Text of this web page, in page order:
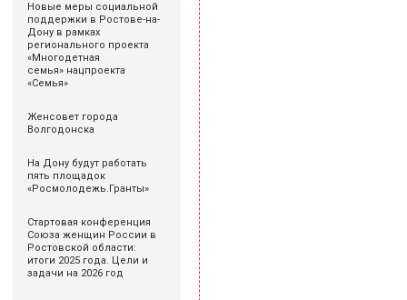
Новые меры социальной
поддержки в Ростове-на-
Дону в рамках
регионального проекта
«Многодетная
семья» нацпроекта
«Семья»
Женсовет города
Волгодонска
На Дону будут работать
пять площадок
«Росмолодежь.Гранты»
Стартовая конференция
Союза женщин России в
Ростовской области:
итоги 2025 года. Цели и
задачи на 2026 год